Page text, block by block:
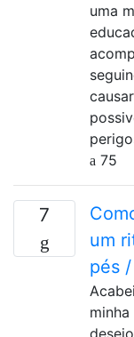
uma
75
7
um
pés